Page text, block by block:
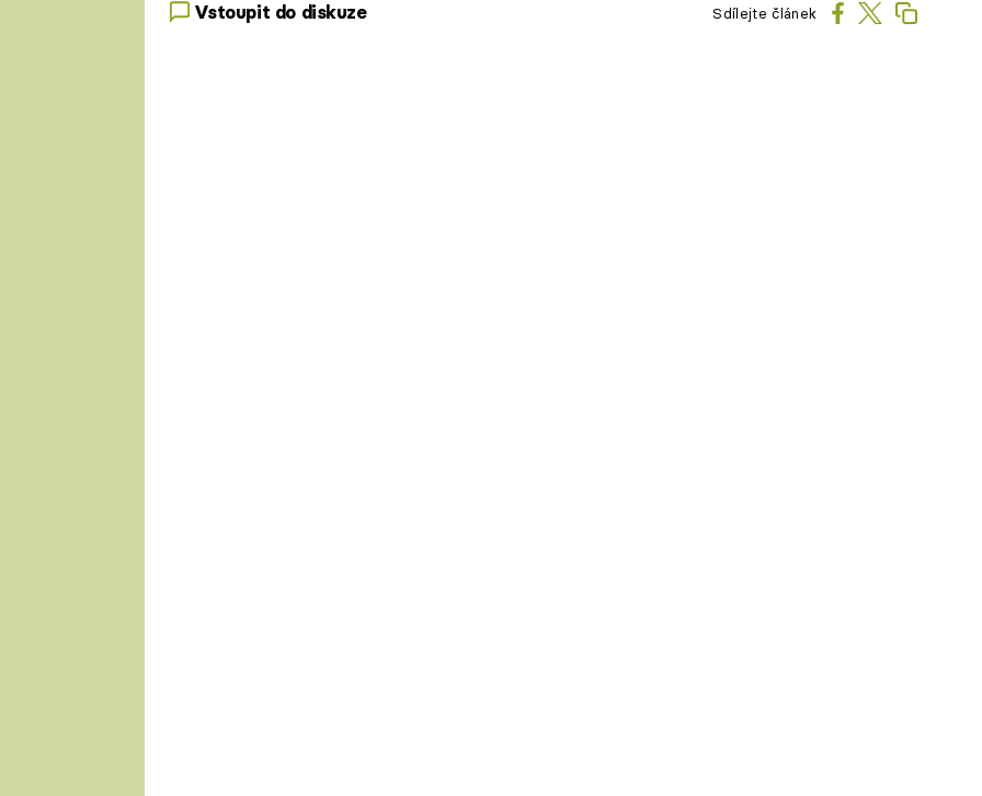
Vstoupit do diskuze Sdílejte článek